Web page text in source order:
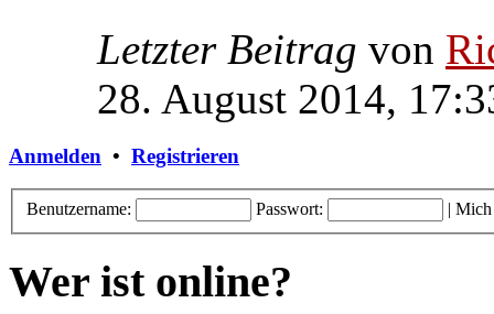
Letzter Beitrag von
28. August 2014,
Anmelden • Registrieren
Benutzername: Passwort: | Mich
Wer ist online?